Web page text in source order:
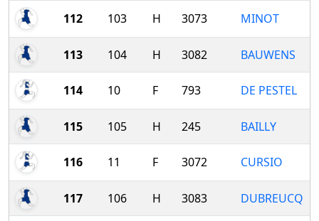
112 103 H 3073 MINOT
113 104 H 3082 BAUWENS
114 10 F 793 DE PESTEL
115 105 H 245 BAILLY
116 11 F 3072 CURSIO
117 106 H 3083 DUBREUCQ